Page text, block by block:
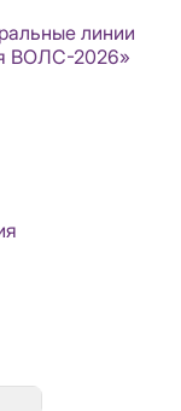
линии
ВОЛС-2026»